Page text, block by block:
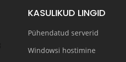
KASULIKUD LINGID
Pühendatud serverid
Windowsi hostimine